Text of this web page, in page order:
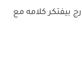
بيفتكر كلامه مع